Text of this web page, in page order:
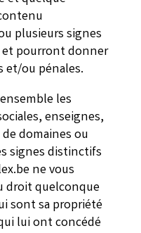
plusieurs signes
pourront donner
et/ou pénales.
les
enseignes,
domaines ou
signes distinctifs
ne vous
droit quelconque
sont sa propriété
lui ont concédé